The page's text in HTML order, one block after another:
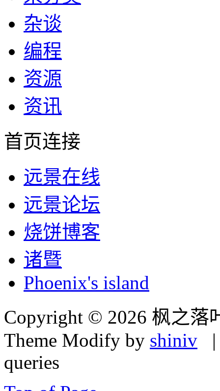
杂谈
编程
资源
资讯
首页连接
远景在线
远景论坛
烧饼博客
诸暨
Phoenix's island
Copyright © 2026 枫之落
Theme Modify by shiniv |
queries